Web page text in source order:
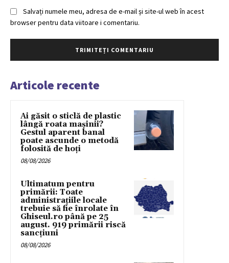
Salvați numele meu, adresa de e-mail și site-ul web în acest
browser pentru data viitoare i comentariu.
Articole recente
Ai găsit o sticlă de plastic
lângă roata mașinii?
Gestul aparent banal
poate ascunde o metodă
folosită de hoți
08/08/2026
Ultimatum pentru
primării: Toate
administrațiile locale
trebuie să fie înrolate în
Ghiseul.ro până pe 25
august. 919 primării riscă
sancțiuni
08/08/2026